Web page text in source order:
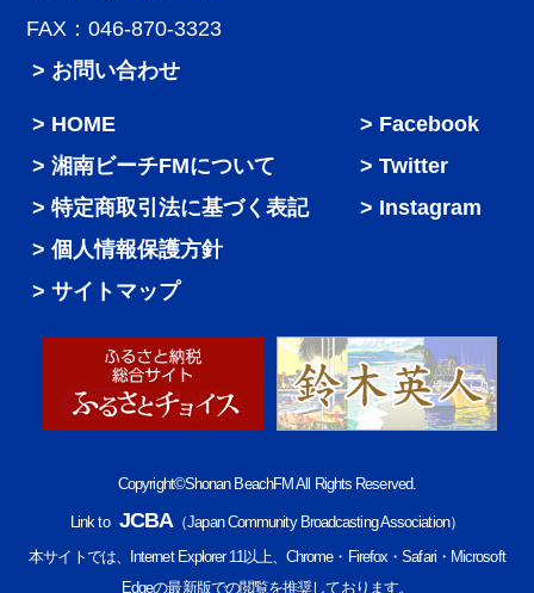
FAX：046-870-3323
> お問い合わせ
HOME
湘南ビーチFMについて
特定商取引法に基づく表記
個人情報保護方針
サイトマップ
Facebook
Twitter
Instagram
Copyright©Shonan BeachFM All Rights Reserved.
Link to JCBA（Japan Community Broadcasting Association）
本サイトでは、Internet Explorer 11以上、Chrome・Firefox・Safari・Microsoft
Edgeの最新版での閲覧を推奨しております。